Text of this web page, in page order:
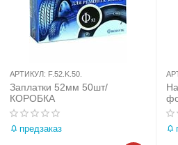
АРТИКУЛ: F.52.K.50.
Заплатки 52мм 50шт/
КОРОБКА
предзаказ